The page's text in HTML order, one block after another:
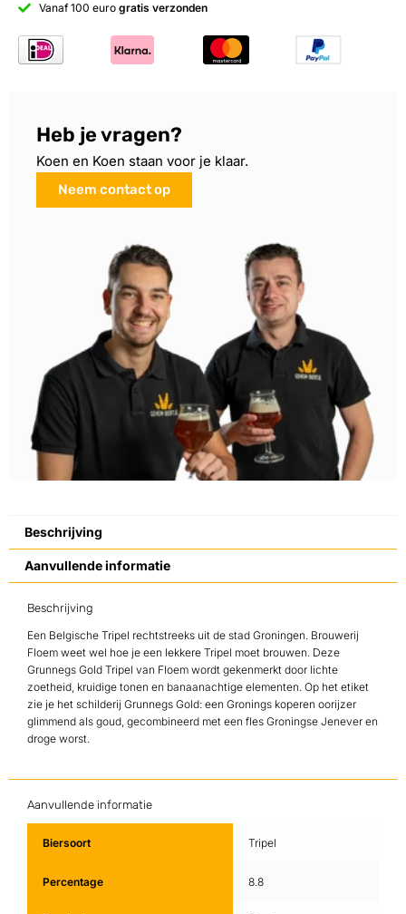
Vanaf 100 euro gratis verzonden
Heb je vragen?
Koen en Koen staan voor je klaar.
Neem contact op
Beschrijving
Aanvullende informatie
Beschrijving
Een Belgische Tripel rechtstreeks uit de stad Groningen. Brouwerij
Floem weet wel hoe je een lekkere Tripel moet brouwen. Deze
Grunnegs Gold Tripel van Floem wordt gekenmerkt door lichte
zoetheid, kruidige tonen en banaanachtige elementen. Op het etiket
zie je het schilderij Grunnegs Gold: een Gronings koperen oorijzer
glimmend als goud, gecombineerd met een fles Groningse Jenever en
droge worst.
Aanvullende informatie
Biersoort Tripel
Percentage 8.8